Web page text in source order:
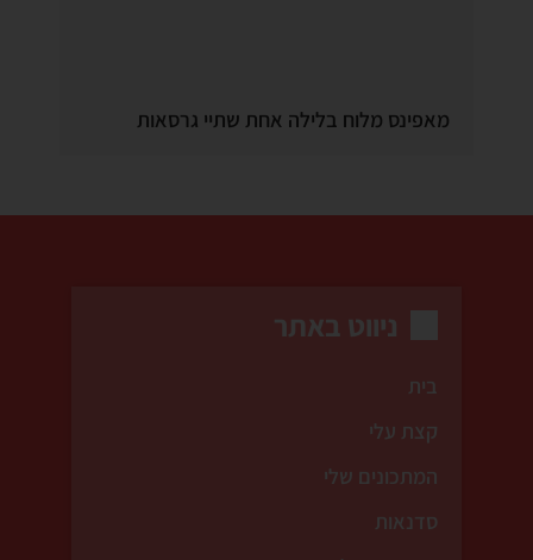
מאפינס מלוח בלילה אחת שתיי גרסאות
ניווט באתר
בית
קצת עלי
המתכונים שלי
סדנאות